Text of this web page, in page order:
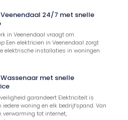
24/7 met snelle
in Veenendaal vraagt om
Een elektricien in Veenendaal zorgt
elektrische installaties in woningen
met snelle
garandeert Elektriciteit is
woning en elk bedrijfspand. Van
verwarming tot internet,